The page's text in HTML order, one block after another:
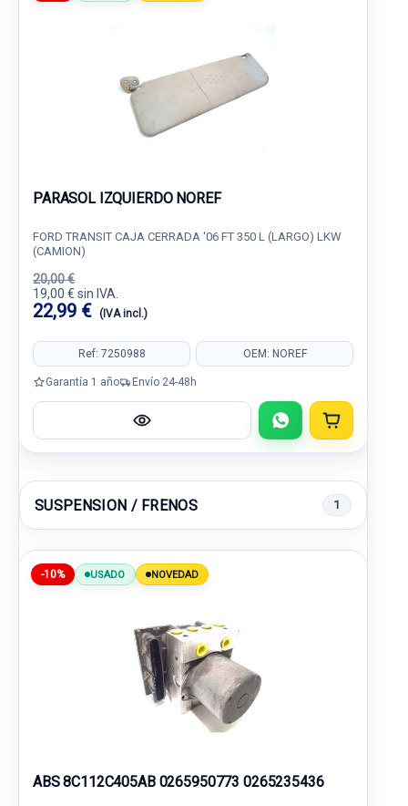
PARASOL IZQUIERDO NOREF
FORD TRANSIT CAJA CERRADA '06 FT 350 L (LARGO) LKW
(CAMION)
20,00 €
19,00 € sin IVA.
22,99 € (IVA incl.)
Ref: 7250988 OEM: NOREF
Garantía 1 año Envío 24-48h
SUSPENSION / FRENOS 1
-10% USADO NOVEDAD
ABS 8C112C405AB 0265950773 0265235436